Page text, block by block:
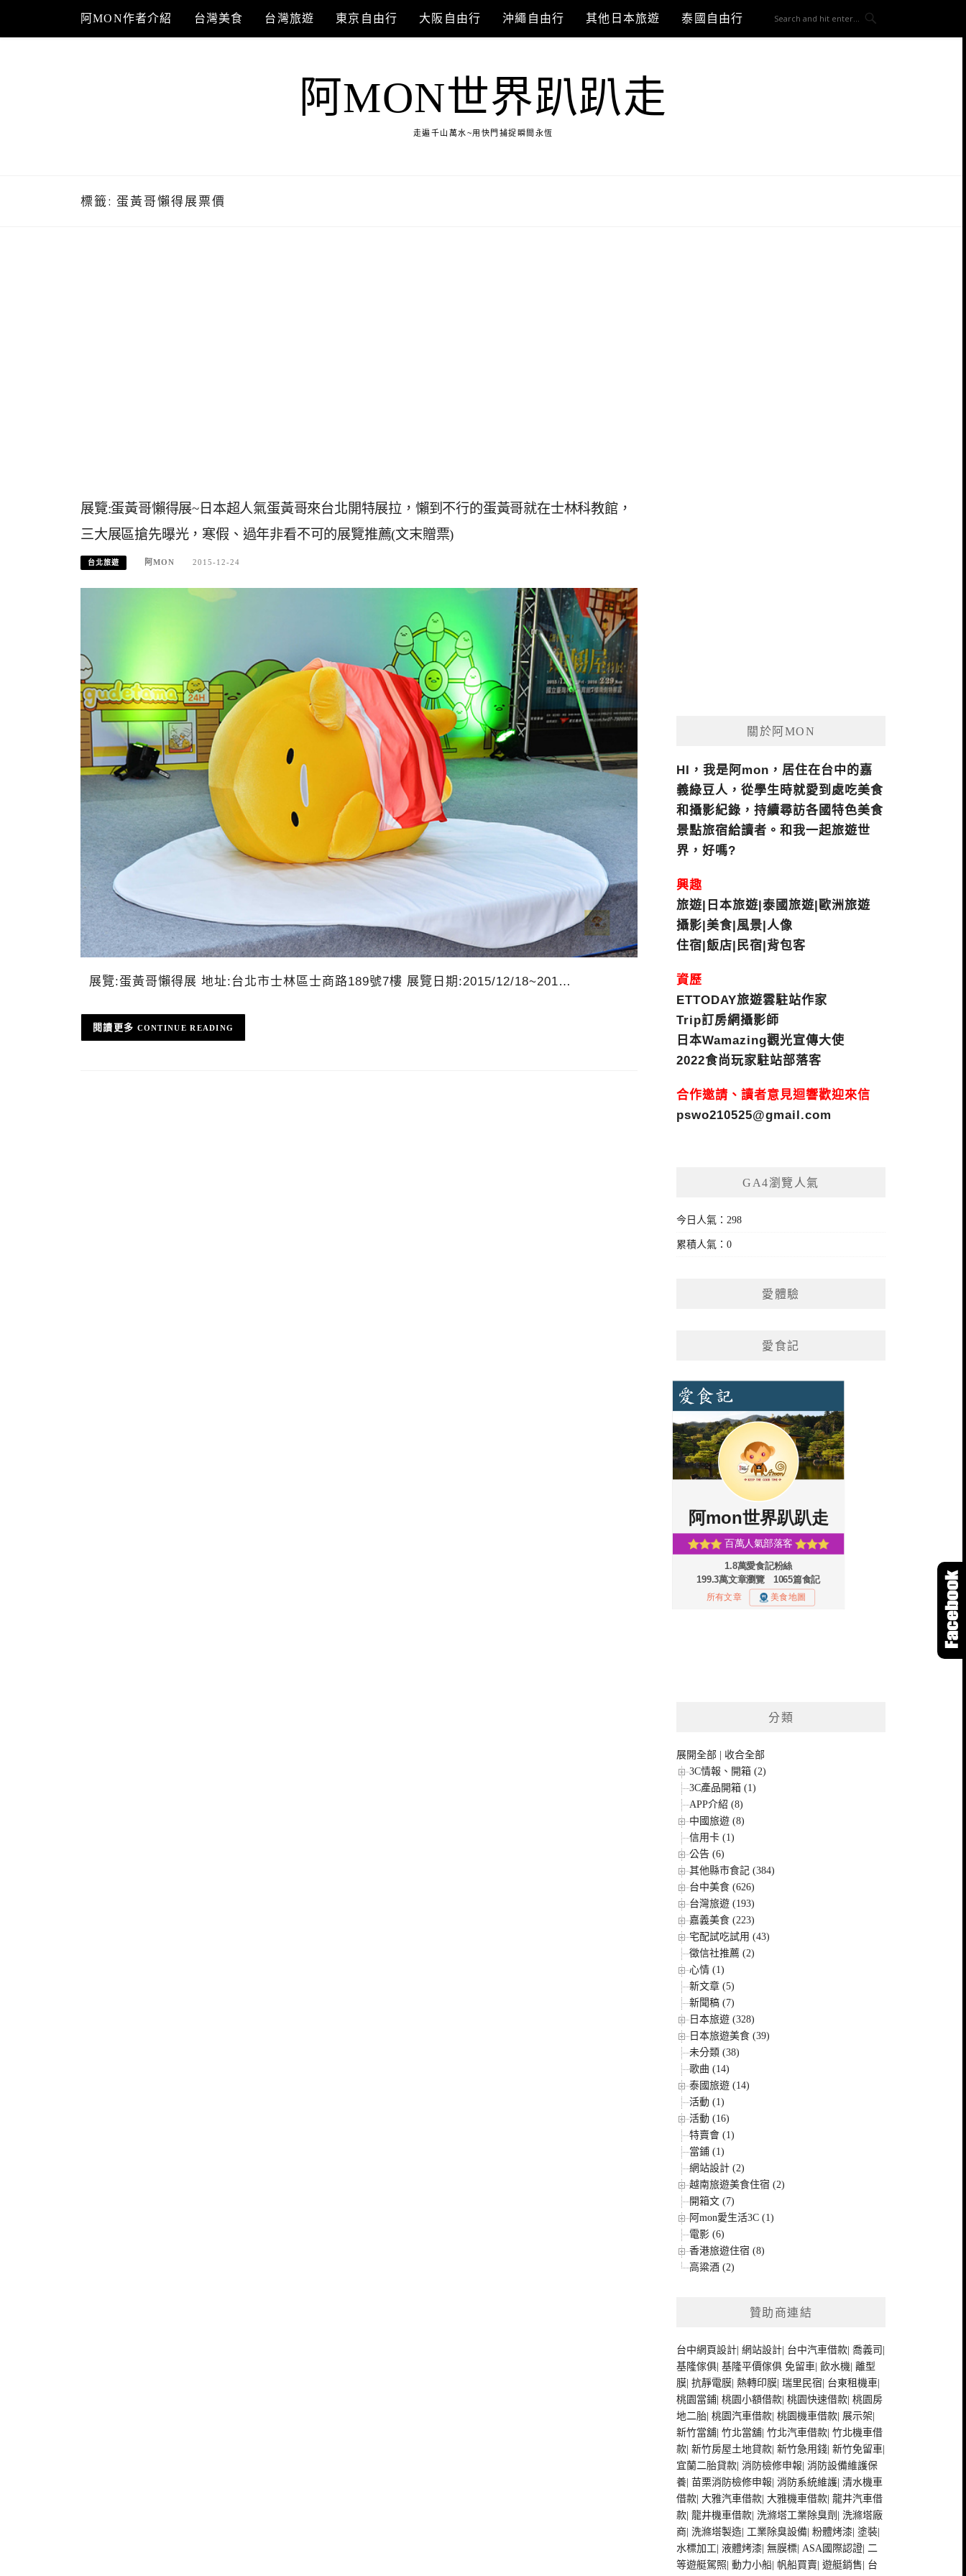
content
阿MON作者介紹 台灣美食 台灣旅遊 東京自由行 大阪自由行 沖繩自由行 其他日本旅遊 泰國自由行
阿MON世界趴趴走
走遍千山萬水~用快門捕捉瞬間永恆
標籤: 蛋黃哥懶得展票價
展覽:蛋黃哥懶得展~日本超人氣蛋黃哥來台北開特展拉，懶到不行的蛋黃哥就在士林科教館，
三大展區搶先曝光，寒假、過年非看不可的展覽推薦(文末贈票)
台北旅遊 阿MON 2015-12-24
展覽:蛋黃哥懶得展 地址:台北市士林區士商路189號7樓 展覽日期:2015/12/18~201…
CONTINUE READING
關於阿MON
HI，我是阿mon，居住在台中的嘉
義綠豆人，從學生時就愛到處吃美食
和攝影紀錄，持續尋訪各國特色美食
景點旅宿給讀者。和我一起旅遊世
界，好嗎?
興趣
旅遊|日本旅遊|泰國旅遊|歐洲旅遊
攝影|美食|風景|人像
住宿|飯店|民宿|背包客
資歷
ETTODAY旅遊雲駐站作家
Trip訂房網攝影師
日本Wamazing觀光宣傳大使
2022食尚玩家駐站部落客
合作邀請、讀者意見迴響歡迎來信
pswo210525@gmail.com
GA4瀏覽人氣
今日人氣：298
累積人氣：0
愛體驗
愛食記
分類
展開全部
收合全部
3C情報、開箱 (2)
3C產品開箱 (1)
APP介紹 (8)
中國旅遊 (8)
信用卡 (1)
公告 (6)
其他縣市食記 (384)
台中美食 (626)
台灣旅遊 (193)
嘉義美食 (223)
宅配試吃試用 (43)
徵信社推薦 (2)
心情 (1)
新文章 (5)
新聞稿 (7)
日本旅遊 (328)
日本旅遊美食 (39)
未分類 (38)
歌曲 (14)
泰國旅遊 (14)
活動 (1)
活動 (16)
特賣會 (1)
當鋪 (1)
網站設計 (2)
越南旅遊美食住宿 (2)
開箱文 (7)
阿mon愛生活3C (1)
電影 (6)
香港旅遊住宿 (8)
高粱酒 (2)
贊助商連結
台中網頁設計 |網站設計 台中汽車借款 |喬義司
基隆傢俱 |基隆平價傢俱 免留車 |飲水機 |離型
膜 |抗靜電膜 |熱轉印膜 |瑞里民宿 台東租機車
桃園當鋪 |桃園小額借款 |桃園快速借款 |桃園房
地二胎 |桃園汽車借款 |桃園機車借款 展示架
新竹當舖 |竹北當舖 |竹北汽車借款 |竹北機車借
款 |新竹房屋土地貸款 |新竹急用錢 |新竹免留車
宜蘭二胎貸款 |消防檢修申報 |消防設備維護保
養 |苗栗消防檢修申報 |消防系統維護 |清水機車
借款 |大雅汽車借款 |大雅機車借款 |龍井汽車借
款 |龍井機車借款 洗滌塔工業除臭劑
洗滌塔廠
商 洗滌塔製造 工業除臭設備 |粉體烤漆 |塗裝
水標加工 |液體烤漆 |無膜標 |ASA國際認證 |二
等遊艇駕照 |動力小船 帆船買賣 |遊艇銷售 台